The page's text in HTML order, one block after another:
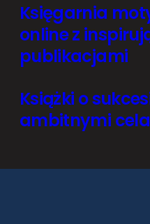
Księgarnia
online z
publikacjami
Książki o
ambitnymi